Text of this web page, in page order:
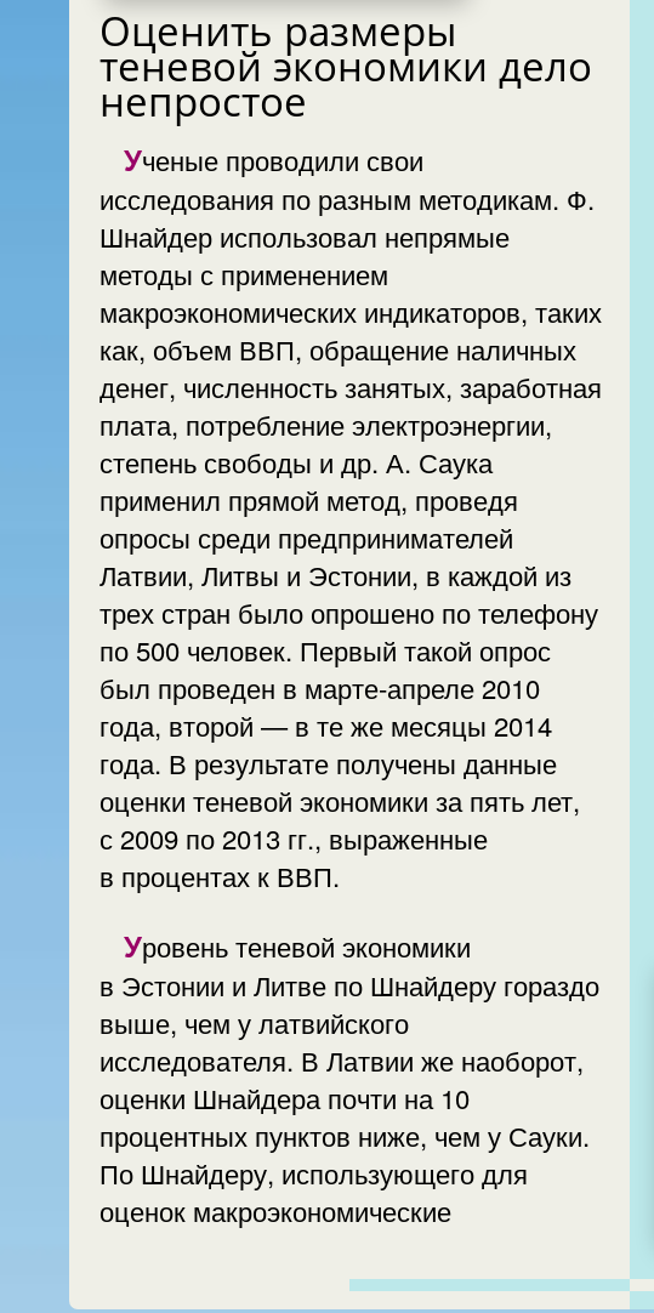
Оценить размеры
теневой экономики дело
непростое
Ученые проводили свои
исследования по разным методикам. Ф.
Шнайдер использовал непрямые
методы с применением
макроэкономических индикаторов, таких
как, объем ВВП, обращение наличных
денег, численность занятых, заработная
плата, потребление электроэнергии,
степень свободы и др. А. Саука
применил прямой метод, проведя
опросы среди предпринимателей
Латвии, Литвы и Эстонии, в каждой из
трех стран было опрошено по телефону
по 500 человек. Первый такой опрос
был проведен в марте-апреле 2010
года, второй — в те же месяцы 2014
года. В результате получены данные
оценки теневой экономики за пять лет,
с 2009 по 2013 гг., выраженные
в процентах к ВВП.
Уровень теневой экономики
в Эстонии и Литве по Шнайдеру гораздо
выше, чем у латвийского
исследователя. В Латвии же наоборот,
оценки Шнайдера почти на 10
процентных пунктов ниже, чем у Сауки.
По Шнайдеру, использующего для
оценок макроэкономические